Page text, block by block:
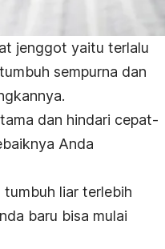
jenggot yaitu terlalu
sempurna dan
dan hindari cepat-
Anda
liar terlebih
baru bisa mulai